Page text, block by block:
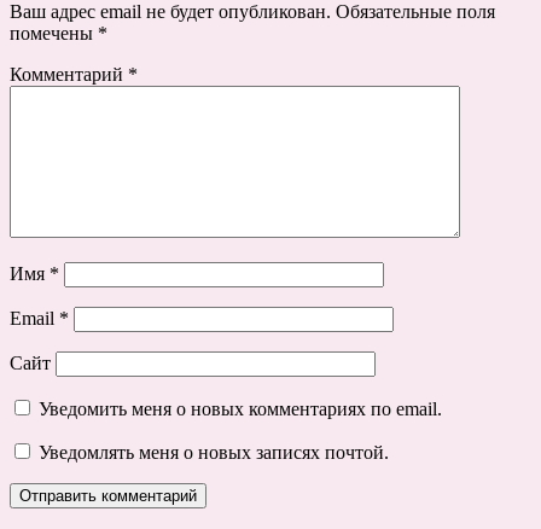
Ваш адрес email не будет опубликован. Обязательные поля
помечены *
Комментарий *
Имя *
Email *
Сайт
Уведомить меня о новых комментариях по email.
Уведомлять меня о новых записях почтой.